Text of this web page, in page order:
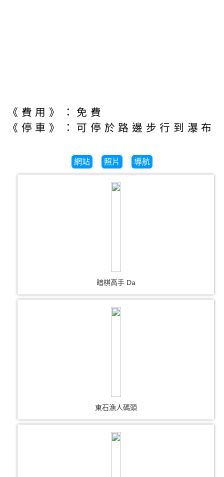
《費用》：免費
《停車》：可停於路邊步行到瀑布
網站 照片 導航
暗棋高手 Da
東石漁人碼頭